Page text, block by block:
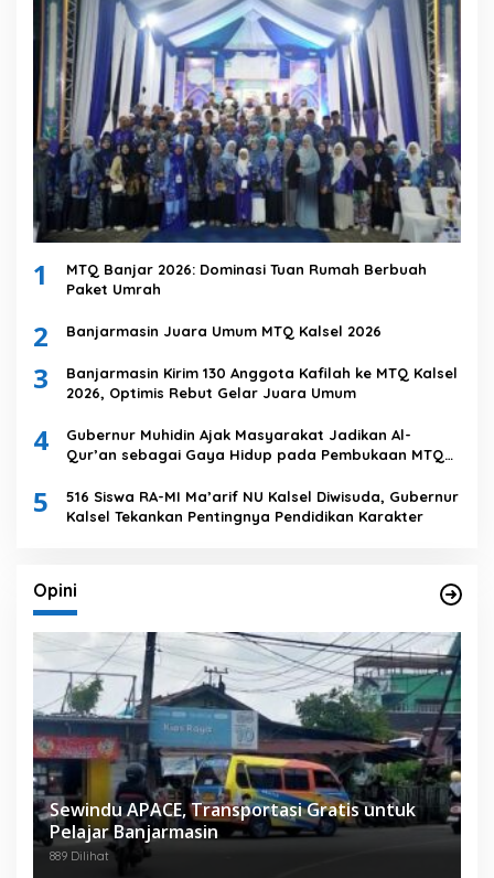
1
MTQ Banjar 2026: Dominasi Tuan Rumah Berbuah
Paket Umrah
2 Banjarmasin Juara Umum MTQ Kalsel 2026
3
Banjarmasin Kirim 130 Anggota Kafilah ke MTQ Kalsel
2026, Optimis Rebut Gelar Juara Umum
4
Gubernur Muhidin Ajak Masyarakat Jadikan Al-
Qur’an sebagai Gaya Hidup pada Pembukaan MTQ
5
516 Siswa RA-MI Ma’arif NU Kalsel Diwisuda, Gubernur
Kalsel Tekankan Pentingnya Pendidikan Karakter
Opini
Sewindu APACE, Transportasi Gratis untuk
Pelajar Banjarmasin
889 Dilihat